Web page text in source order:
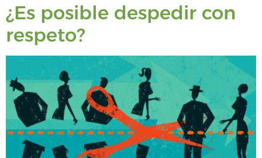
¿Es posible despedir con
respeto?